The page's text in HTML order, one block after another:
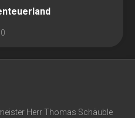
0
Herr Thomas Schäuble